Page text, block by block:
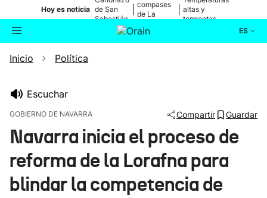
Hoy es noticia de San
Sebastián
compases
de La
altas y
tormentas
ES
Buscador
Ikusmiran
Eguraldia
Inicio Política
Escuchar
GOBIERNO DE NAVARRA Compartir Guardar
Navarra inicia el proceso de
reforma de la Lorafna para
blindar la competencia de